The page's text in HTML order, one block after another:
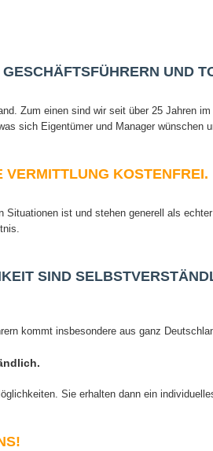
UND
Zum einen sind wir seit über 25 Jahren
sich Eigentümer und Manager wünschen
KOSTENFREI.
ist und stehen generell als
SIND
kommt insbesondere aus ganz
.
Sie erhalten dann ein